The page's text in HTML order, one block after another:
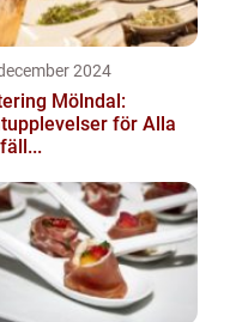
2024
Mölndal:
för Alla